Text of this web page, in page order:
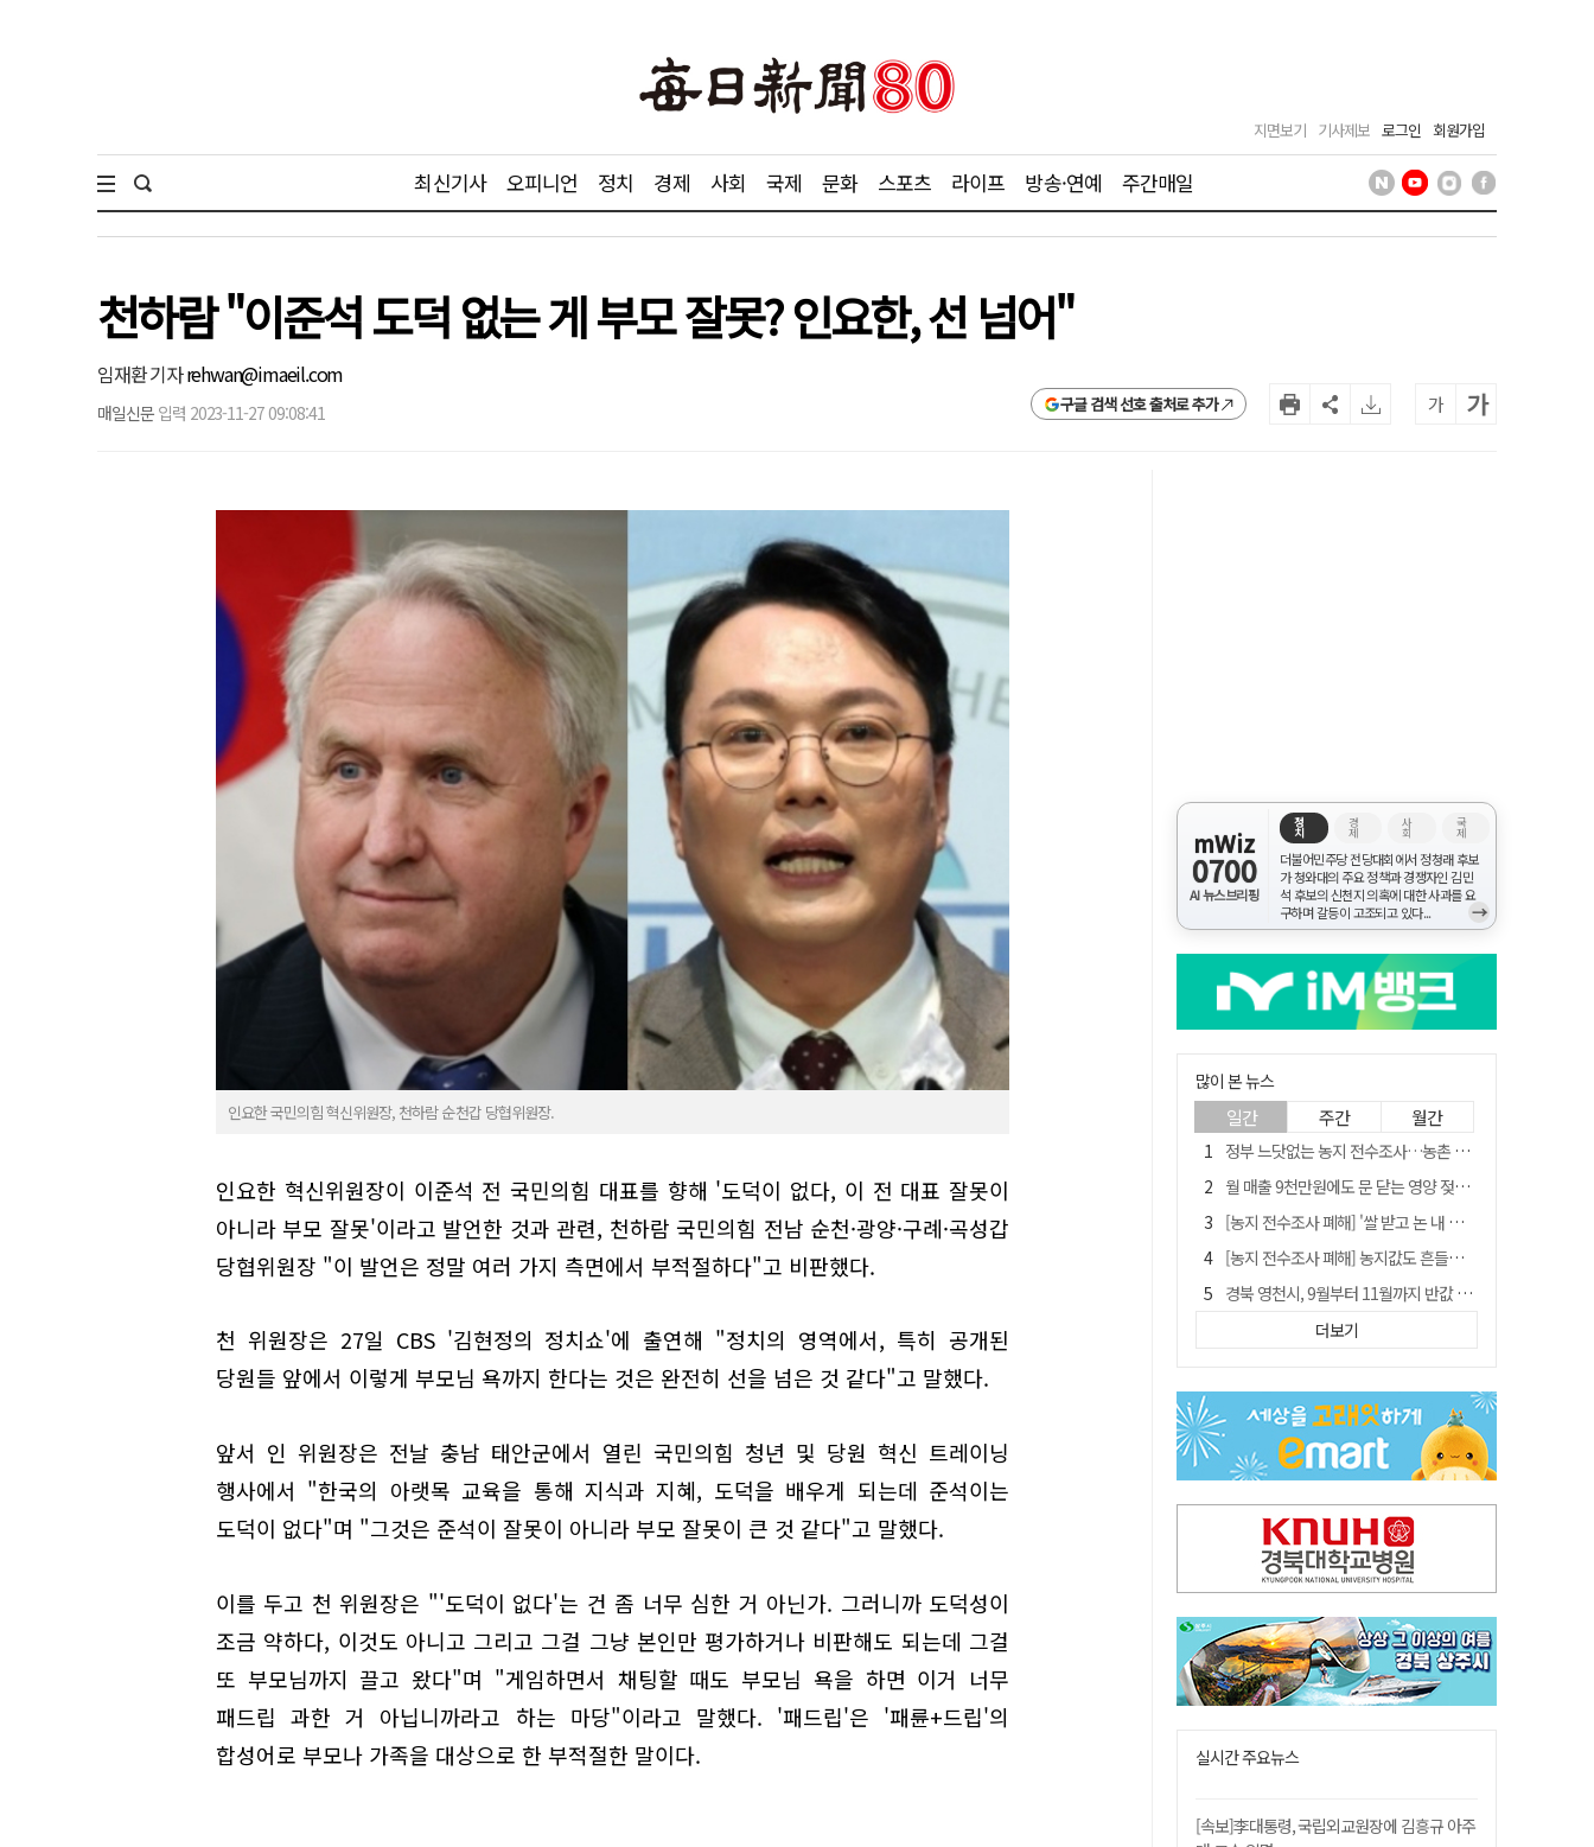
지면보기 기사제보 로그인 회원가입
최신기사 오피니언 정치 경제 사회 국제 문화 스포츠 라이프 방송·연예 주간매일
천하람 "이준석 도덕 없는 게 부모 잘못? 인요한, 선 넘어"
임재환 기자rehwan@imaeil.com
매일신문 입력 2023-11-27 09:08:41 구글 검색 선호 출처로 추가 가 가
인요한 국민의힘 혁신위원장, 천하람 순천갑 당협위원장.
인요한 혁신위원장이 이준석 전 국민의힘 대표를 향해 '도덕이 없다, 이 전 대표 잘못이
아니라 부모 잘못'이라고 발언한 것과 관련, 천하람 국민의힘 전남 순천·광양·구례·곡성갑
당협위원장 "이 발언은 정말 여러 가지 측면에서 부적절하다"고 비판했다.
천 위원장은 27일 CBS '김현정의 정치쇼'에 출연해 "정치의 영역에서, 특히 공개된
당원들 앞에서 이렇게 부모님 욕까지 한다는 것은 완전히 선을 넘은 것 같다"고 말했다.
앞서 인 위원장은 전날 충남 태안군에서 열린 국민의힘 청년 및 당원 혁신 트레이닝
행사에서 "한국의 아랫목 교육을 통해 지식과 지혜, 도덕을 배우게 되는데 준석이는
도덕이 없다"며 "그것은 준석이 잘못이 아니라 부모 잘못이 큰 것 같다"고 말했다.
이를 두고 천 위원장은 "'도덕이 없다'는 건 좀 너무 심한 거 아닌가. 그러니까 도덕성이
조금 약하다, 이것도 아니고 그리고 그걸 그냥 본인만 평가하거나 비판해도 되는데 그걸
또 부모님까지 끌고 왔다"며 "게임하면서 채팅할 때도 부모님 욕을 하면 이거 너무
패드립 과한 거 아닙니까라고 하는 마당"이라고 말했다. '패드립'은 '패륜+드립'의
합성어로 부모나 가족을 대상으로 한 부적절한 말이다.
mWiz
0700
AI 뉴스브리핑
정
치
경
제
사
회
국
제
더불어민주당 전당대회에서 정청래 후보
가 청와대의 주요 정책과 경쟁자인 김민
석 후보의 신천지 의혹에 대한 사과를 요
구하며 갈등이 고조되고 있다...
→
많이 본 뉴스
일간 주간 월간
정부 느닷없는 농지 전수조사…농촌 들쑤시는 '경자유전'의 칼날
월 매출 9천만원에도 문 닫는 영양 젖소농장… "일할 사람이 없어"
[농지 전수조사 폐해] '쌀 받고 논 내 준' 도지농 이제 어쩌나?
[농지 전수조사 폐해] 농지값도 흔들리나…"도지 막히면 헐값 매물 나올 수도"
경북 영천시, 9월부터 11월까지 반값 여행 혜택 제공
'솔리다임 IPO 추진설' SK하이닉스, 주가 9% 급락
[농지 전수조사 폐해] 실경작농·청년농 부담도 커진다
TK신공항 참여 주저한 LH, 광주군공항 사업에는 앞장
아쉬운 태클
더보기
실시간 주요뉴스
[속보]李대통령, 국립외교원장에 김흥규 아주